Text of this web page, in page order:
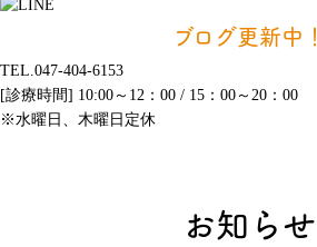
ブログ更新中！
TEL.047-404-6153
[診療時間] 10:00～12：00 / 15：00～20：00
※水曜日、木曜日定休
お知らせ